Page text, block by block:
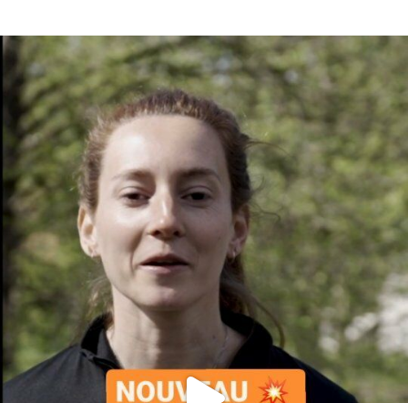
En tant qu'abonné, découvre des conten